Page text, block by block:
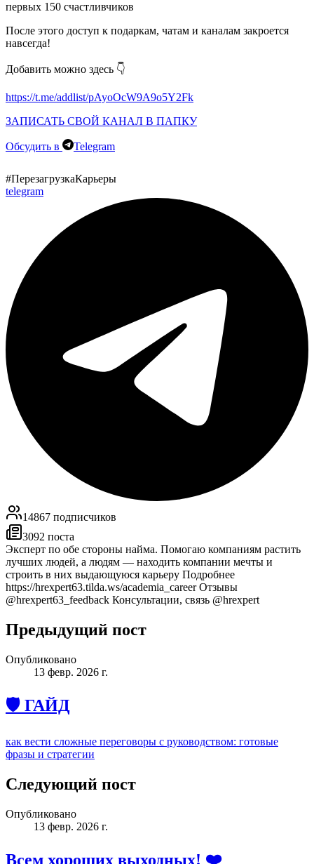
первых 150 счастливчиков
После этого доступ к подаркам, чатам и каналам закроется
навсегда!
Добавить можно здесь 👇
https://t.me/addlist/pAyoOcW9A9o5Y2Fk
ЗАПИСАТЬ СВОЙ КАНАЛ В ПАПКУ
Обсудить в Telegram
#ПерезагрузкаКарьеры
telegram
14867 подписчиков
3092 поста
Эксперт по обе стороны найма. Помогаю компаниям растить
лучших людей, а людям — находить компании мечты и
строить в них выдающуюся карьеру Подробнее
https://hrexpert63.tilda.ws/academia_career Отзывы
@hrexpert63_feedback Консультации, связь @hrexpert
Предыдущий пост
Опубликовано
13 февр. 2026 г.
🛡 ГАЙД
как вести сложные переговоры с руководством: готовые
фразы и стратегии
Следующий пост
Опубликовано
13 февр. 2026 г.
Всем хороших выходных! ❤️